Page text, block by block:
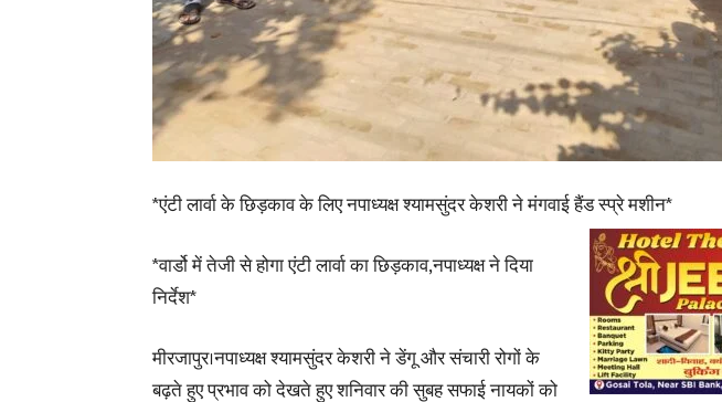
*एंटी लार्वा के छिड़काव के लिए नपाध्यक्ष श्यामसुंदर केशरी ने मंगवाई हैंड स्प्रे मशीन*
*वार्डो में तेजी से होगा एंटी लार्वा का छिड़काव,नपाध्यक्ष ने दिया
निर्देश*
मीरजापुर।नपाध्यक्ष श्यामसुंदर केशरी ने डेंगू और संचारी रोगों के
बढ़ते हुए प्रभाव को देखते हुए शनिवार की सुबह सफाई नायकों को